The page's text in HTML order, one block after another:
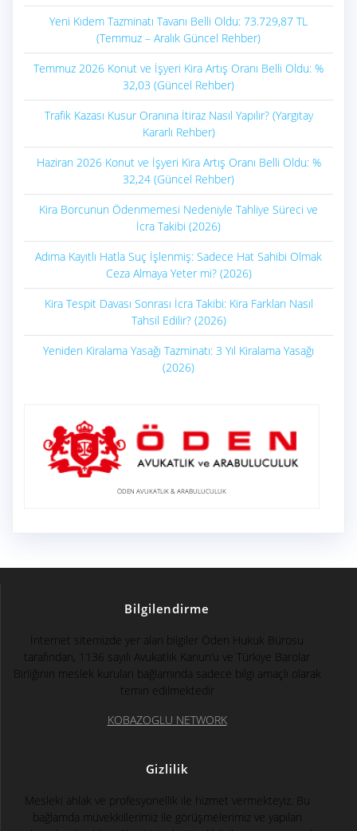
Yeni Kıdem Tazminatı Tavanı Belli Oldu: 73.729,87 TL
(Temmuz – Aralık Güncel Rehber)
Temmuz 2026 Konut ve İşyeri Kira Artış Oranı Belli Oldu: %
32,03 (Güncel Rehber)
Trafik Kazası Kusur Oranına İtiraz Nasıl Yapılır? (Yargıtay
Kararlı Rehber)
Haziran 2026 Konut ve İşyeri Kira Artış Oranı Belli Oldu: %
32,24 (Güncel Rehber)
Kira Borcunun Ödenmemesi Nedeniyle Tahliye Süreci ve
İcra Takibi (2026)
Adıma Kayıtlı Hatla Suç İşlenmiş: Sadece Hat Sahibi Olmak
Ceza Almaya Yeter mi? (2026)
Kira Tespit Davası Sonrası İcra Takibi: Kira Farkları Nasıl
Tahsil Edilir? (2026)
Yeniden Kiralama Yasağı Tazminatı: 3 Yıl Kiralama Yasağı
(2026)
ÖDEN AVUKATLIK & ARABULUCULUK
Bilgilendirme
İnternet sitemizde yer alan bilgiler Öden Hukuk Bürosu
tarafından, 1136 sayılı Avukatlık Kanun’u ve Türkiye Barolar
Birliğinin meslek kuruları bağlamında sadece bilgi amaçlı olarak
temin edilmektedir
KOBAZOGLU NETWORK
Gizlilik
Mesleki ahlak ve profesyonellik ile hizmet vermekteyiz. Bu
bağlamda müvekkillerimiz ile görüşmelerimiz ve yapılan